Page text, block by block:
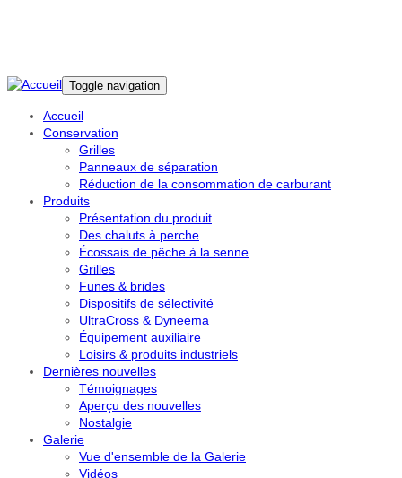
Skip to main content
Toggle navigation
Accueil
Conservation
Grilles
Panneaux de séparation
Réduction de la consommation de carburant
Produits
Présentation du produit
Des chaluts à perche
Écossais de pêche à la senne
Grilles
Funes & brides
Dispositifs de sélectivité
UltraCross & Dyneema
Équipement auxiliaire
Loisirs & produits industriels
Dernières nouvelles
Témoignages
Aperçu des nouvelles
Nostalgie
Galerie
Vue d'ensemble de la Galerie
Vidéos